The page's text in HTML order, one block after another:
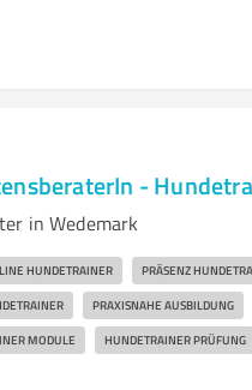
-
in Wedemark
HUNDETRAINER PRÄSENZ
PRAXISNAHE AUSBILDUNG
MODULE HUNDETRAINER PRÜFUNG